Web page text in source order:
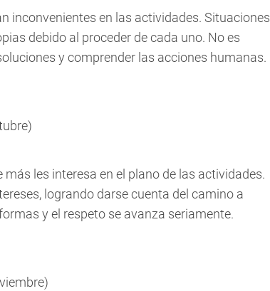
inconvenientes en las actividades. Situaciones
debido al proceder de cada uno. No es
y comprender las acciones humanas.
les interesa en el plano de las actividades.
logrando darse cuenta del camino a
y el respeto se avanza seriamente.